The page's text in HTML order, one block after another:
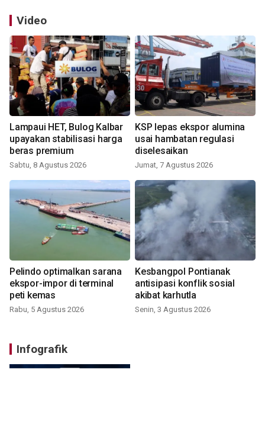
Video
Lampaui HET, Bulog Kalbar
upayakan stabilisasi harga
beras premium
Sabtu, 8 Agustus 2026
KSP lepas ekspor alumina
usai hambatan regulasi
diselesaikan
Jumat, 7 Agustus 2026
Pelindo optimalkan sarana
ekspor-impor di terminal
peti kemas
Rabu, 5 Agustus 2026
Kesbangpol Pontianak
antisipasi konflik sosial
akibat karhutla
Senin, 3 Agustus 2026
Infografik